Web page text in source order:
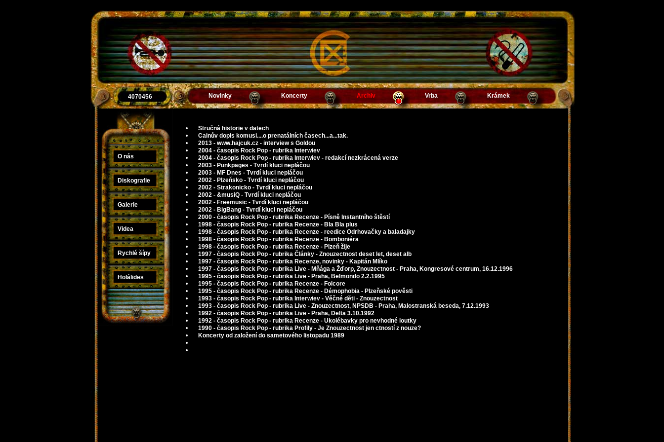
4070456 Novinky Koncerty Archiv Vrba Krámek
O nás
Diskografie
Galerie
Videa
Rychlé šípy
Holálides
Stručná historie v datech
Cainův dopis komusi....o prenatálních časech...a...tak.
2013 - www.hajcuk.cz - interview s Goldou
2004 - časopis Rock Pop - rubrika Interwiev
2004 - časopis Rock Pop - rubrika Interwiev - redakcí nezkrácená verze
2003 - Punkpages - Tvrdí kluci nepláčou
2003 - MF Dnes - Tvrdí kluci nepláčou
2002 - Plzeňsko - Tvrdí kluci nepláčou
2002 - Strakonicko - Tvrdí kluci nepláčou
2002 - &musiQ - Tvrdí kluci nepláčou
2002 - Freemusic - Tvrdí kluci nepláčou
2002 - BigBang - Tvrdí kluci nepláčou
2000 - časopis Rock Pop - rubrika Recenze - Písně Instantního štěstí
1998 - časopis Rock Pop - rubrika Recenze - Bla Bla plus
1998 - časopis Rock Pop - rubrika Recenze - reedice Odrhovačky a baladajky
1998 - časopis Rock Pop - rubrika Recenze - Bomboniéra
1998 - časopis Rock Pop - rubrika Recenze - Plzeň žije
1997 - časopis Rock Pop - rubrika Články - Znouzectnost deset let, deset alb
1997 - časopis Rock Pop - rubrika Recenze, novinky - Kapitán Mlíko
1997 - časopis Rock Pop - rubrika Live - Mňága a Žďorp, Znouzectnost - Praha, Kongresové centrum, 16.12.1996
1995 - časopis Rock Pop - rubrika Live - Praha, Belmondo 2.2.1995
1995 - časopis Rock Pop - rubrika Recenze - Folcore
1995 - časopis Rock Pop - rubrika Recenze - Démophobia - Plzeňské pověsti
1993 - časopis Rock Pop - rubrika Interwiev - Věčné děti - Znouzectnost
1993 - časopis Rock Pop - rubrika Live - Znouzectnost, NPSDB - Praha, Malostranská beseda, 7.12.1993
1992 - časopis Rock Pop - rubrika Live - Praha, Delta 3.10.1992
1992 - časopis Rock Pop - rubrika Recenze - Ukolébavky pro nevhodné loutky
1990 - časopis Rock Pop - rubrika Profily - Je Znouzectnost jen ctností z nouze?
Koncerty od založení do sametového listopadu 1989